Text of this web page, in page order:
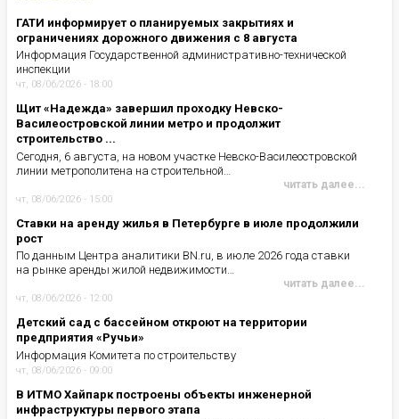
ГАТИ информирует о планируемых закрытиях и
ограничениях дорожного движения с 8 августа
Информация Государственной административно-технической
инспекции
чт, 08/06/2026 - 18:00
Щит «Надежда» завершил проходку Невско-
Василеостровской линии метро и продолжит
строительство ...
Сегодня, 6 августа, на новом участке Невско-Василеостровской
линии метрополитена на строительной…
читать далее...
чт, 08/06/2026 - 15:00
Ставки на аренду жилья в Петербурге в июле продолжили
рост
По данным Центра аналитики BN.ru, в июле 2026 года ставки
на рынке аренды жилой недвижимости…
читать далее...
чт, 08/06/2026 - 12:00
Детский сад с бассейном откроют на территории
предприятия «Ручьи»
Информация Комитета по строительству
чт, 08/06/2026 - 09:00
В ИТМО Хайпарк построены объекты инженерной
инфраструктуры первого этапа